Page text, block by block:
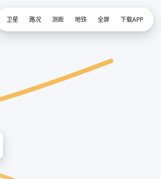
卫星 路况 测距 地铁 全屏 下载APP